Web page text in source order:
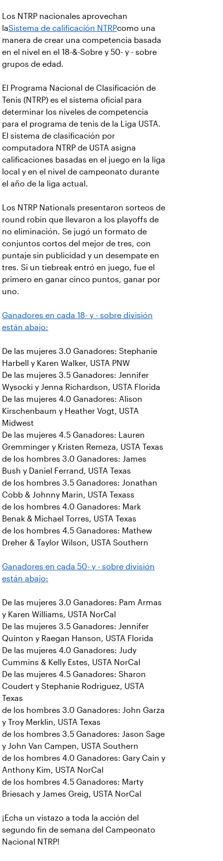
Los NTRP nacionales aprovechan
laSistema de calificación NTRPcomo una
manera de crear una competencia basada
en el nivel en el 18-&-Sobre y 50- y - sobre
grupos de edad.
El Programa Nacional de Clasificación de
Tenis (NTRP) es el sistema oficial para
determinar los niveles de competencia
para el programa de tenis de la Liga USTA.
El sistema de clasificación por
computadora NTRP de USTA asigna
calificaciones basadas en el juego en la liga
local y en el nivel de campeonato durante
el año de la liga actual.
Los NTRP Nationals presentaron sorteos de
round robin que llevaron a los playoffs de
no eliminación. Se jugó un formato de
conjuntos cortos del mejor de tres, con
puntaje sin publicidad y un desempate en
tres. Si un tiebreak entró en juego, fue el
primero en ganar cinco puntos, ganar por
uno.
Ganadores en cada 18- y - sobre división
están abajo:
De las mujeres 3.0 Ganadores: Stephanie
Harbell y Karen Walker, USTA PNW
De las mujeres 3.5 Ganadores: Jennifer
Wysocki y Jenna Richardson, USTA Florida
De las mujeres 4.0 Ganadores: Alison
Kirschenbaum y Heather Vogt, USTA
Midwest
De las mujeres 4.5 Ganadores: Lauren
Gremminger y Kristen Remeza, USTA Texas
de los hombres 3.0 Ganadores: James
Bush y Daniel Ferrand, USTA Texas
de los hombres 3.5 Ganadores: Jonathan
Cobb & Johnny Marin, USTA Texass
de los hombres 4.0 Ganadores: Mark
Benak & Michael Torres, USTA Texas
de los hombres 4.5 Ganadores: Mathew
Dreher & Taylor Wilson, USTA Southern
Ganadores en cada 50- y - sobre división
están abajo:
De las mujeres 3.0 Ganadores: Pam Armas
y Karen Williams, USTA NorCal
De las mujeres 3.5 Ganadores: Jennifer
Quinton y Raegan Hanson, USTA Florida
De las mujeres 4.0 Ganadores: Judy
Cummins & Kelly Estes, USTA NorCal
De las mujeres 4.5 Ganadores: Sharon
Coudert y Stephanie Rodriguez, USTA
Texas
de los hombres 3.0 Ganadores: John Garza
y Troy Merklin, USTA Texas
de los hombres 3.5 Ganadores: Jason Sage
y John Van Campen, USTA Southern
de los hombres 4.0 Ganadores: Gary Cain y
Anthony Kim, USTA NorCal
de los hombres 4.5 Ganadores: Marty
Briesach y James Greig, USTA NorCal
¡Echa un vistazo a toda la acción del
segundo fin de semana del Campeonato
Nacional NTRP!